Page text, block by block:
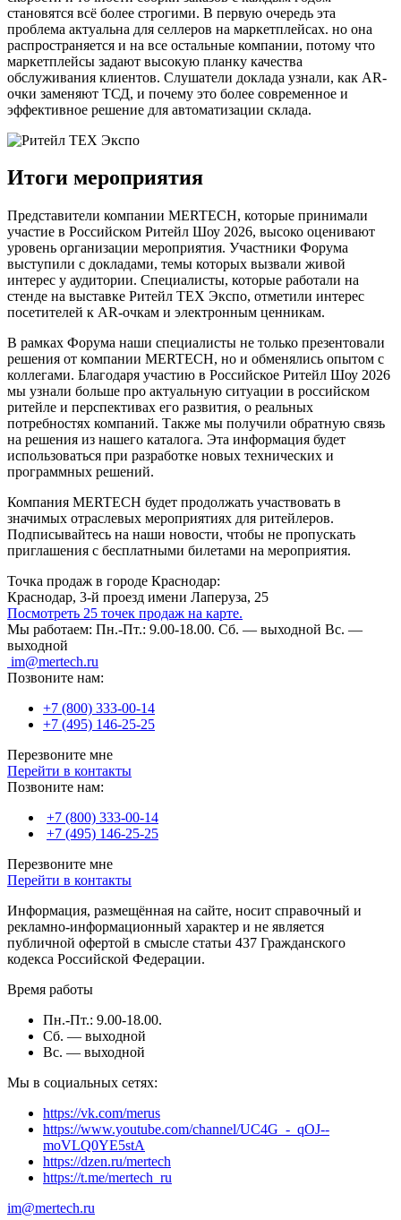
становятся всё более строгими. В первую очередь эта
проблема актуальна для селлеров на маркетплейсах. но она
распространяется и на все остальные компании, потому что
маркетплейсы задают высокую планку качества
обслуживания клиентов. Слушатели доклада узнали, как AR-
очки заменяют ТСД, и почему это более современное и
эффективное решение для автоматизации склада.
Итоги мероприятия
Представители компании MERTECH, которые принимали
участие в Российском Ритейл Шоу 2026, высоко оценивают
уровень организации мероприятия. Участники Форума
выступили с докладами, темы которых вызвали живой
интерес у аудитории. Специалисты, которые работали на
стенде на выставке Ритейл ТЕХ Экспо, отметили интерес
посетителей к AR-очкам и электронным ценникам.
В рамках Форума наши специалисты не только презентовали
решения от компании MERTECH, но и обменялись опытом с
коллегами. Благодаря участию в Российское Ритейл Шоу 2026
мы узнали больше про актуальную ситуации в российском
ритейле и перспективах его развития, о реальных
потребностях компаний. Также мы получили обратную связь
на решения из нашего каталога. Эта информация будет
использоваться при разработке новых технических и
программных решений.
Компания MERTECH будет продолжать участвовать в
значимых отраслевых мероприятиях для ритейлеров.
Подписывайтесь на наши новости, чтобы не пропускать
приглашения с бесплатными билетами на мероприятия.
Точка продаж в городе Краснодар:
Краснодар, 3-й проезд имени Лаперуза, 25
Посмотреть 25 точек продаж на карте.
Мы работаем: Пн.-Пт.: 9.00-18.00. Сб. — выходной Вс. —
выходной
im@mertech.ru
Позвоните нам:
+7 (800) 333-00-14
+7 (495) 146-25-25
Перезвоните мне
Перейти в контакты
Позвоните нам:
+7 (800) 333-00-14
+7 (495) 146-25-25
Перезвоните мне
Перейти в контакты
Информация, размещённая на сайте, носит справочный и
рекламно-информационный характер и не является
публичной офертой в смысле статьи 437 Гражданского
кодекса Российской Федерации.
Время работы
Пн.-Пт.: 9.00-18.00.
Сб. — выходной
Вс. — выходной
Мы в социальных сетях:
https://vk.com/merus
https://www.youtube.com/channel/UC4G_-_qOJ--
moVLQ0YE5stA
https://dzen.ru/mertech
https://t.me/mertech_ru
im@mertech.ru